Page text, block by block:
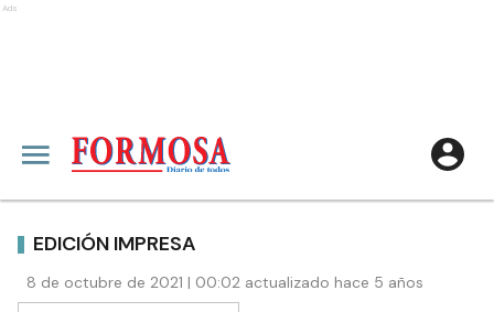
Ads
EDICIÓN IMPRESA
8 de octubre de 2021 | 00:02 actualizado hace 5 años